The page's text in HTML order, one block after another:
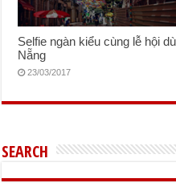
Selfie ngàn kiểu cùng lễ hội
Nẵng
23/03/2017
SEARCH